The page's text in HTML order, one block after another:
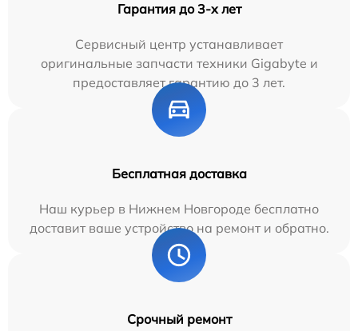
Гарантия до 3-х лет
Сервисный центр устанавливает
оригинальные запчасти техники Gigabyte и
предоставляет гарантию до 3 лет.
Бесплатная доставка
Наш курьер в Нижнем Новгороде бесплатно
доставит ваше устройство на ремонт и обратно.
Срочный ремонт